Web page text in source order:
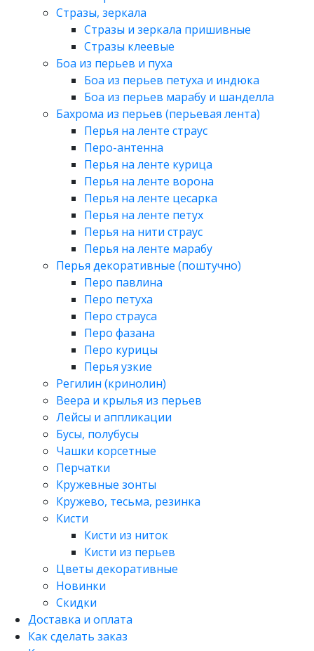
Стразы, зеркала
Стразы и зеркала пришивные
Стразы клеевые
Боа из перьев и пуха
Боа из перьев петуха и индюка
Боа из перьев марабу и шанделла
Бахрома из перьев (перьевая лента)
Перья на ленте страус
Перо-антенна
Перья на ленте курица
Перья на ленте ворона
Перья на ленте цесарка
Перья на ленте петух
Перья на нити страус
Перья на ленте марабу
Перья декоративные (поштучно)
Перо павлина
Перо петуха
Перо страуса
Перо фазана
Перо курицы
Перья узкие
Регилин (кринолин)
Веера и крылья из перьев
Лейсы и аппликации
Бусы, полубусы
Чашки корсетные
Перчатки
Кружевные зонты
Кружево, тесьма, резинка
Кисти
Кисти из ниток
Кисти из перьев
Цветы декоративные
Новинки
Скидки
Доставка и оплата
Как сделать заказ